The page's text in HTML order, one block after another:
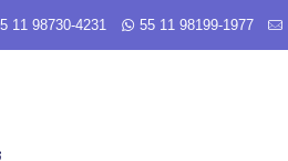
11 98730-4231 55 11 98199-1977